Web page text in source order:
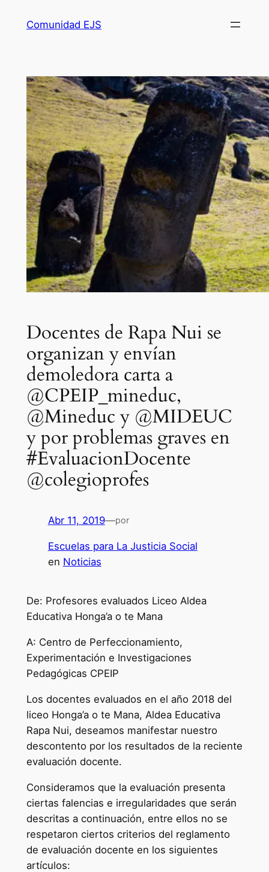
Comunidad EJS
Docentes de Rapa Nui se
organizan y envían
demoledora carta a
@CPEIP_mineduc,
@Mineduc y @MIDEUC
y por problemas graves en
#EvaluacionDocente
@colegioprofes
Abr 11, 2019—por
Escuelas para La Justicia Social
en Noticias
De: Profesores evaluados Liceo Aldea
Educativa Honga’a o te Mana
A: Centro de Perfeccionamiento,
Experimentación e Investigaciones
Pedagógicas CPEIP
Los docentes evaluados en el año 2018 del
liceo Honga’a o te Mana, Aldea Educativa
Rapa Nui, deseamos manifestar nuestro
descontento por los resultados de la reciente
evaluación docente.
Consideramos que la evaluación presenta
ciertas falencias e irregularidades que serán
descritas a continuación, entre ellos no se
respetaron ciertos criterios del reglamento
de evaluación docente en los siguientes
artículos: